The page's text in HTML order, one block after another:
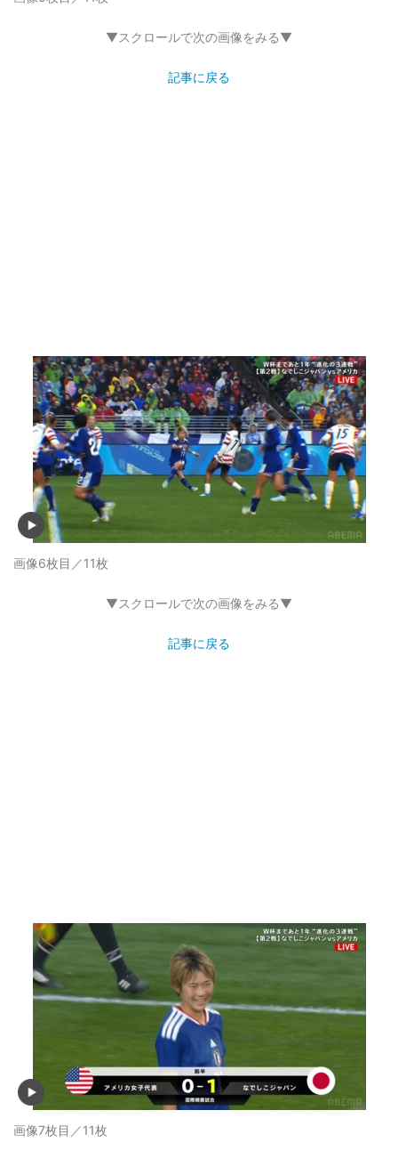
▼スクロールで次の画像をみる▼
記事に戻る
画像6枚目／11枚
▼スクロールで次の画像をみる▼
記事に戻る
画像7枚目／11枚